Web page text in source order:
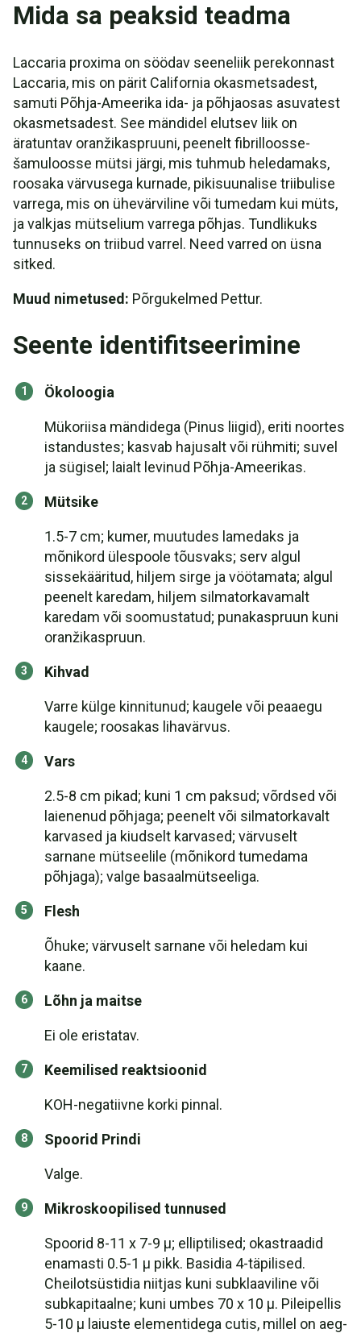
Mida sa peaksid teadma
Laccaria proxima on söödav seeneliik perekonnast
Laccaria, mis on pärit California okasmetsadest,
samuti Põhja-Ameerika ida- ja põhjaosas asuvatest
okasmetsadest. See mändidel elutsev liik on
äratuntav oranžikaspruuni, peenelt fibrilloosse-
šamuloosse mütsi järgi, mis tuhmub heledamaks,
roosaka värvusega kurnade, pikisuunalise triibulise
varrega, mis on ühevärviline või tumedam kui müts,
ja valkjas mütselium varrega põhjas. Tundlikuks
tunnuseks on triibud varrel. Need varred on üsna
sitked.
Muud nimetused: Põrgukelmed Pettur.
Seente identifitseerimine
Ökoloogia
Mükoriisa mändidega (Pinus liigid), eriti noortes
istandustes; kasvab hajusalt või rühmiti; suvel
ja sügisel; laialt levinud Põhja-Ameerikas.
Mütsike
1.5-7 cm; kumer, muutudes lamedaks ja
mõnikord ülespoole tõusvaks; serv algul
sissekääritud, hiljem sirge ja vöötamata; algul
peenelt karedam, hiljem silmatorkavamalt
karedam või soomustatud; punakaspruun kuni
oranžikaspruun.
Kihvad
Varre külge kinnitunud; kaugele või peaaegu
kaugele; roosakas lihavärvus.
Vars
2.5-8 cm pikad; kuni 1 cm paksud; võrdsed või
laienenud põhjaga; peenelt või silmatorkavalt
karvased ja kiudselt karvased; värvuselt
sarnane mütseelile (mõnikord tumedama
põhjaga); valge basaalmütseeliga.
Flesh
Õhuke; värvuselt sarnane või heledam kui
kaane.
Lõhn ja maitse
Ei ole eristatav.
Keemilised reaktsioonid
KOH-negatiivne korki pinnal.
Spoorid Prindi
Valge.
Mikroskoopilised tunnused
Spoorid 8-11 x 7-9 µ; elliptilised; okastraadid
enamasti 0.5-1 µ pikk. Basidia 4-täpilised.
Cheilotsüstidia niitjas kuni subklaaviline või
subkapitaalne; kuni umbes 70 x 10 µ. Pileipellis
5-10 µ laiuste elementidega cutis, millel on aeg-